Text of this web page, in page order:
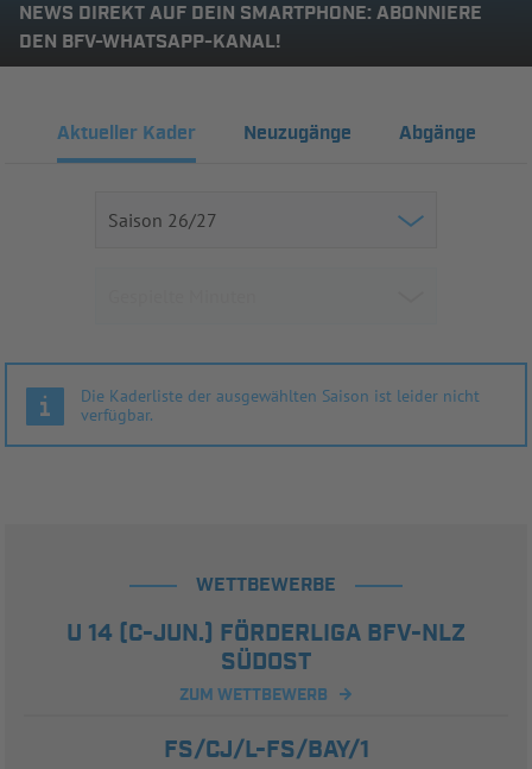
NEWS DIREKT AUF DEIN SMARTPHONE: ABONNIERE
DEN BFV-WHATSAPP-KANAL!
Aktueller Kader Neuzugänge Abgänge
Die Kaderliste der ausgewählten Saison ist leider nicht
verfügbar.
WETTBEWERBE
U 14 (C-JUN.) FÖRDERLIGA BFV-NLZ
SÜDOST
ZUM WETTBEWERB
FS/CJ/L-FS/BAY/1